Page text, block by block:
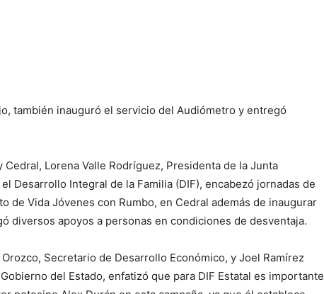
también inauguró el servicio del Audiómetro y entregó
Cedral, Lorena Valle Rodríguez, Presidenta de la Junta
Desarrollo Integral de la Familia (DIF), encabezó jornadas de
de Vida Jóvenes con Rumbo, en Cedral además de inaugurar
diversos apoyos a personas en condiciones de desventaja.
Secretario de Desarrollo Económico, y Joel Ramírez
del Estado, enfatizó que para DIF Estatal es importante